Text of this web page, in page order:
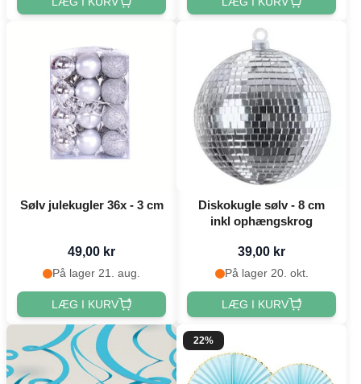
Sølv julekugler 36x - 3 cm
49,00 kr
På lager 21. aug.
LÆG I KURV
Diskokugle sølv - 8 cm
inkl ophængskrog
39,00 kr
På lager 20. okt.
LÆG I KURV
22%